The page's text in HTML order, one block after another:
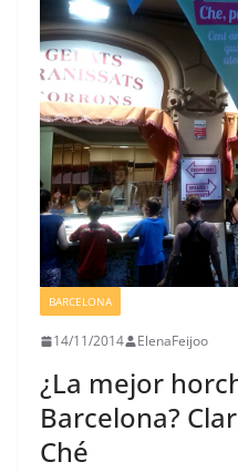
BARCELONA
14/11/2014 ElenaFeijoo
¿La mejor
Barcelona?
Ché